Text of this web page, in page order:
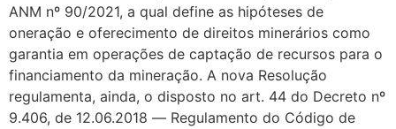
ANM nº 90/2021, a qual define as hipóteses de
oneração e oferecimento de direitos minerários como
garantia em operações de captação de recursos para o
financiamento da mineração. A nova Resolução
regulamenta, ainda, o disposto no art. 44 do Decreto nº
9.406, de 12.06.2018 ― Regulamento do Código de